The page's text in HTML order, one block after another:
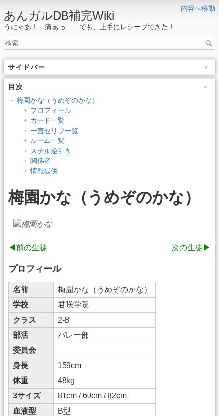
内容へ移動
あんガルDB補完Wiki
うにゃあ！ 痛ぁっ……でも、上手にレシーブできた！
サイドバー
目次
梅園かな（うめぞのかな）
プロフィール
カード一覧
一言セリフ一覧
ルーム一覧
スチル逆引き
関係者
情報提供
梅園かな（うめぞのかな）
◀前の生徒 次の生徒▶
プロフィール
名前
梅園かな（うめぞのかな）
学校
君咲学院
クラス
2-B
部活
バレー部
委員会
身長
159cm
体重
48kg
3サイズ
81cm / 60cm / 82cm
血液型
B型